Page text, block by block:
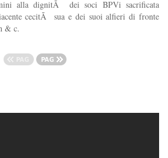
alla dignitÃ dei soci BPVi sacrificata
cecitÃ sua e dei suoi alfieri di fronte
& c.